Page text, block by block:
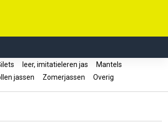
leer, imitatieleren jas
Mantels
jassen Zomerjassen Overig